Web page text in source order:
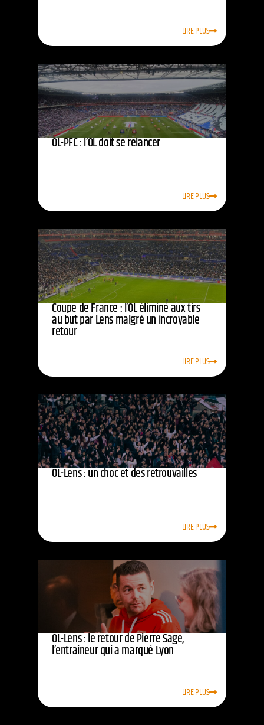
LIRE PLUS
OL-PFC : l’OL doit se relancer
LIRE PLUS
Coupe de France : l’OL éliminé aux tirs
au but par Lens malgré un incroyable
retour
LIRE PLUS
OL-Lens : un choc et des retrouvailles
LIRE PLUS
OL-Lens : le retour de Pierre Sage,
l’entraîneur qui a marqué Lyon
LIRE PLUS